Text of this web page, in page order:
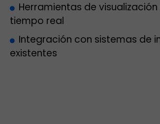
Herramientas de
tiempo real
Integración con sistemas de
existentes